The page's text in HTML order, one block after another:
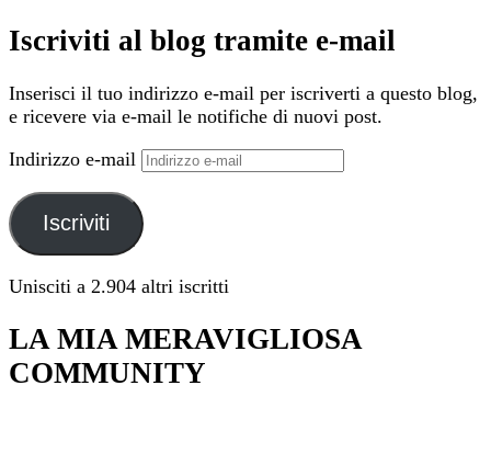
Iscriviti al blog tramite e-mail
Inserisci il tuo indirizzo e-mail per iscriverti a questo blog,
e ricevere via e-mail le notifiche di nuovi post.
Indirizzo e-mail
Iscriviti
Unisciti a 2.904 altri iscritti
LA MIA MERAVIGLIOSA
COMMUNITY